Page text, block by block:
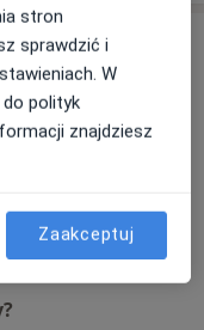
stron
sprawdzić i
W
polityk
znajdziesz
Zaakceptuj